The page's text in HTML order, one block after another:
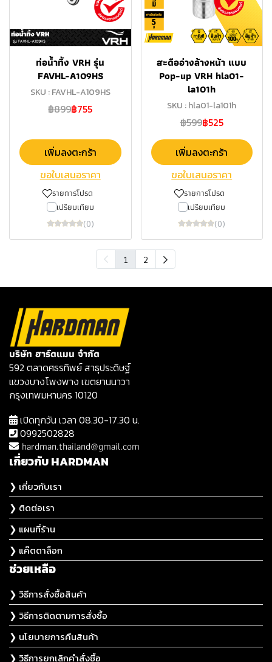
ท่อน้ำทิ้ง VRH รุ่น
FAVHL-A109HS
SKU : FAVHL-A109HS
฿899฿755
เพิ่มลงตะกร้า
ขอใบเสนอราคา
รายการโปรด
เปรียบเทียบ
(0)
สะดืออ่างล้างหน้า แบบ
Pop-up VRH hla01-
la101h
SKU : hla01-la101h
฿599฿525
เพิ่มลงตะกร้า
ขอใบเสนอราคา
รายการโปรด
เปรียบเทียบ
(0)
1 2
บริษัท ฮาร์ดแมน จำกัด
592 ตลาดศธรทิพย์ สาธุประดิษฐ์
แขวงบางโพงพาง เขตยานนาวา
กรุงเทพมหานคร 10120
เปิดทุกวัน เวลา 08.30-17.30 น.
0992502828
hardman.thailand@gmail.com
เกี่ยวกับ HARDMAN
❯ เกี่ยวกับเรา
❯ ติดต่อเรา
❯ แผนที่ร้าน
❯ แค๊ตตาล็อก
ช่วยเหลือ
❯ วิธีการสั่งซื้อสินค้า
❯ วิธีการติดตามการสั่งซื้อ
❯ นโยบายการคืนสินค้า
❯ วิธีการยกเลิกคำสั่งซื้อ